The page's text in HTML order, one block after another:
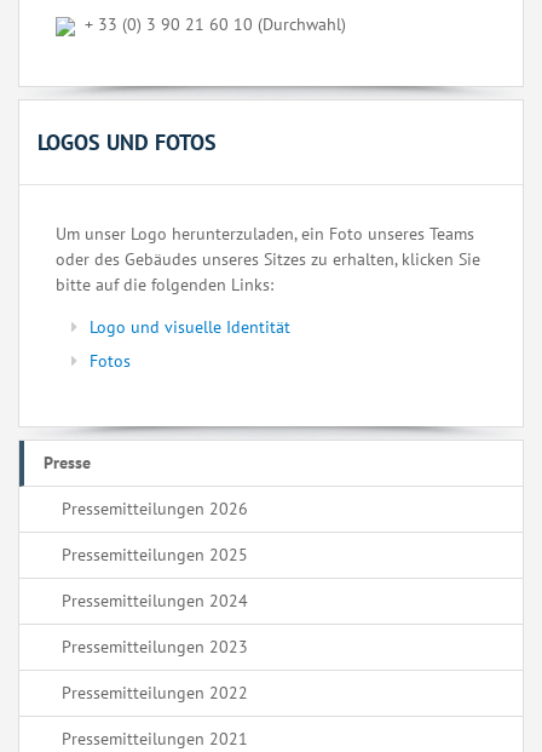
+ 33 (0) 3 90 21 60 10 (Durchwahl)
LOGOS UND FOTOS
Um unser Logo herunterzuladen, ein Foto unseres Teams
oder des Gebäudes unseres Sitzes zu erhalten, klicken Sie
bitte auf die folgenden Links:
Logo und visuelle Identität
Fotos
Presse
Pressemitteilungen 2026
Pressemitteilungen 2025
Pressemitteilungen 2024
Pressemitteilungen 2023
Pressemitteilungen 2022
Pressemitteilungen 2021